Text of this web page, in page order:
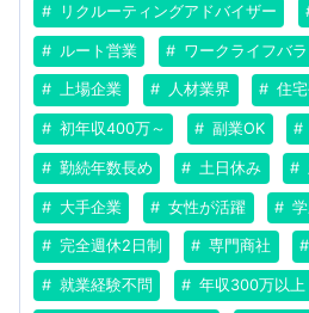
リクルーティングアドバイザー
ルート営業 ワークライフバラ
上場企業 人材業界 住
初年収400万～ 副業OK
勤続年数長め 土日休み
大手企業 女性が活躍
完全週休2日制 専門商社
就業経験不問 年収300万以上